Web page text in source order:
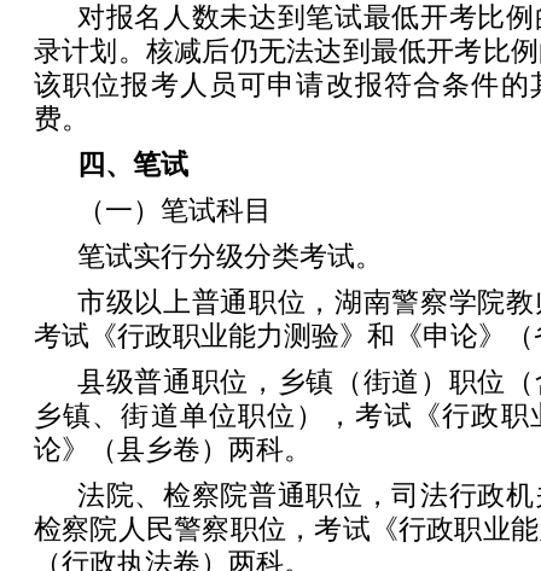
对报名人数未达到笔试最低开考比
录计划。核减后仍无法达到最低开考比
该职位报考人员可申请改报符合条件的
费。
四、笔试
（一）笔试科目
笔试实行分级分类考试。
市级以上普通职位，湖南警察学院
考试《行政职业能力测验》和《申论》
县级普通职位，乡镇（街道）职位
乡镇、街道单位职位），考试《行政
论》（县乡卷）两科。
法院、检察院普通职位，司法行政
检察院人民警察职位，考试《行政职业
（行政执法卷）两科。